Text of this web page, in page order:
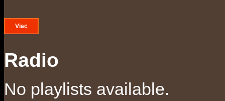
Viac
Radio
No playlists available.